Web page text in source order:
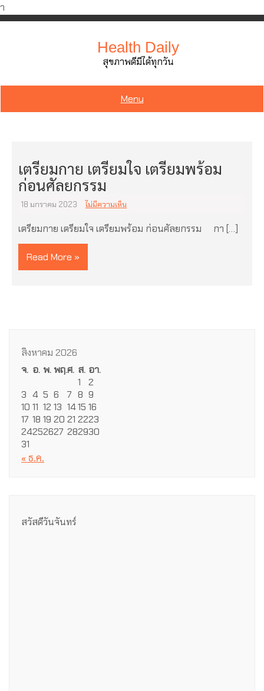
ำ
Skip
Health Daily
สุขภาพดีมีได้ทุกวัน
Menu
เตรียมกาย เตรียมใจ เตรียมพร้อม
ก่อนศัลยกรรม
18 มกราคม 2023 ไม่มีความเห็น
เตรียมกาย เตรียมใจ เตรียมพร้อม ก่อนศัลยกรรม กา […]
Read More »
สิงหาคม 2026
จ. อ. พ.พฤ.ศ. ส. อา.
1
2
3 4 5 6 7 8 9
10 11 12 13 1415 16
17 18 19 20 21 2223
24252627 282930
31
« ธ.ค.
สวัสดีวันจันทร์